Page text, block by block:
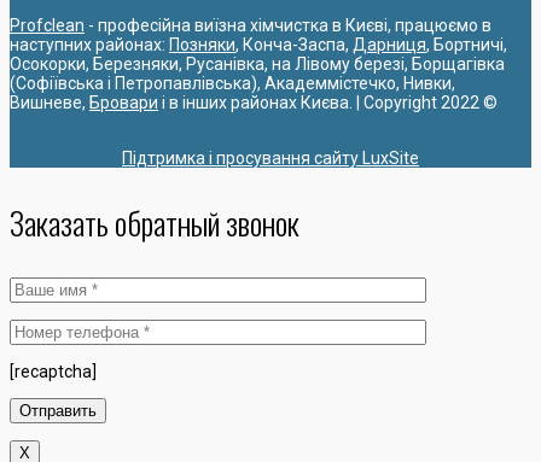
Profclean - професійна виїзна хімчистка в Києві, працюємо в
наступних районах: Позняки, Конча-Заспа, Дарниця, Бортничі,
Осокорки, Березняки, Русанівка, на Лівому березі, Борщагівка
(Софіївська і Петропавлівська), Академмістечко, Нивки,
Вишневе, Бровари і в інших районах Києва. | Copyright 2022 ©
Підтримка і просування сайту LuxSite
Заказать обратный звонок
[recaptcha]
X